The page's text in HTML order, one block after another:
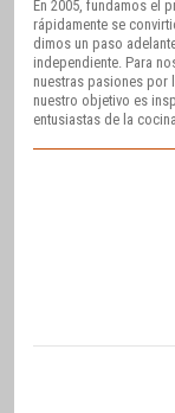
En 2005, fundamos el
rápidamente se
dimos un paso
independiente. Para
nuestras pasiones por
nuestro objetivo es
entusiastas de la